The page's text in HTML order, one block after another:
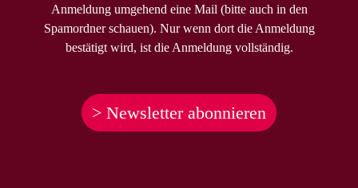
Anmeldung umgehend eine Mail (bitte auch in den
Spamordner schauen). Nur wenn dort die Anmeldung
bestätigt wird, ist die Anmeldung vollständig.
> Newsletter abonnieren